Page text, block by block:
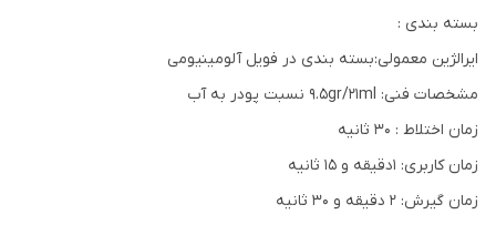
بسته بندی :
ایرالژین معمولی:بسته بندی در فویل آلومینیومی
مشخصات فنی: 9.5gr/21ml نسبت پودر به آب
زمان اختلاط : 30 ثانیه
زمان کاربری: 1دقیقه و 15 ثانیه
زمان گیرش: 2 دقیقه و 30 ثانیه